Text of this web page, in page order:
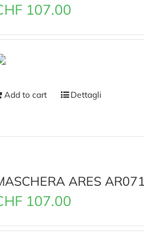
107.00
Add to cart Dettagli
ARES
107.00